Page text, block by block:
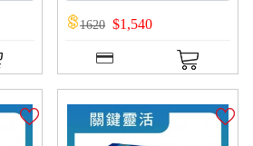
1620 $1,540